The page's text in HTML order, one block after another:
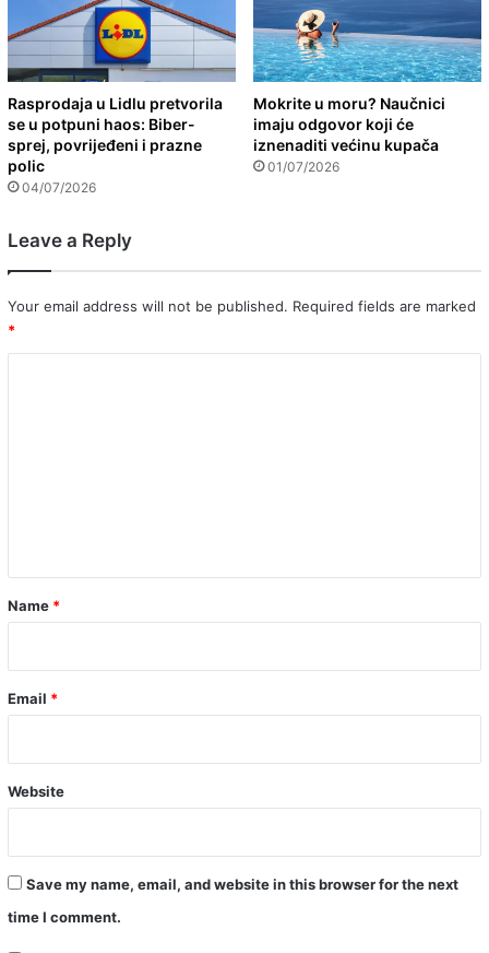
Rasprodaja u Lidlu pretvorila
se u potpuni haos: Biber-
sprej, povrijeđeni i prazne
polic
04/07/2026
Mokrite u moru? Naučnici
imaju odgovor koji će
iznenaditi većinu kupača
01/07/2026
Leave a Reply
Your email address will not be published. Required fields are marked
*
*
Name *
Email *
Website
Save my name, email, and website in this browser for the next
time I comment.